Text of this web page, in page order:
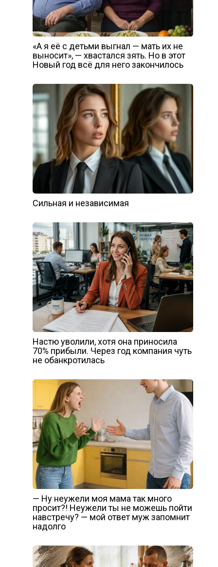
«А я её с детьми выгнал — мать их не
выносит», — хвастался зять. Но в этот
Новый год всё для него закончилось
Сильная и независимая
Настю уволили, хотя она приносила
70% прибыли. Через год компания чуть
не обанкротилась
— Ну неужели моя мама так много
просит?! Неужели ты не можешь пойти
навстречу? — мой ответ муж запомнит
надолго